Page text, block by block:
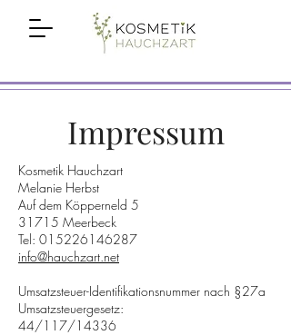
Impressum
Kosmetik Hauchzart
Melanie Herbst
Auf dem Köpperneld 5
31715 Meerbeck
Tel: 015226146287
info@hauchzart.net
Umsatzsteuer-Identifikationsnummer nach §27a
Umsatzsteuergesetz:
44/117/14336